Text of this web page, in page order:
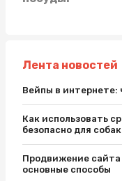
Лента новостей
Вейпы в
Как использовать
безопасно для
Продвижение
основные способы